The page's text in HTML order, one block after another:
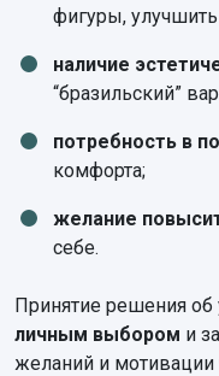
фигуры, улучшить
наличие
“бразильский”
потребность в
комфорта;
желание
себе.
Принятие решения об
личным выбором и
желаний и мотивации